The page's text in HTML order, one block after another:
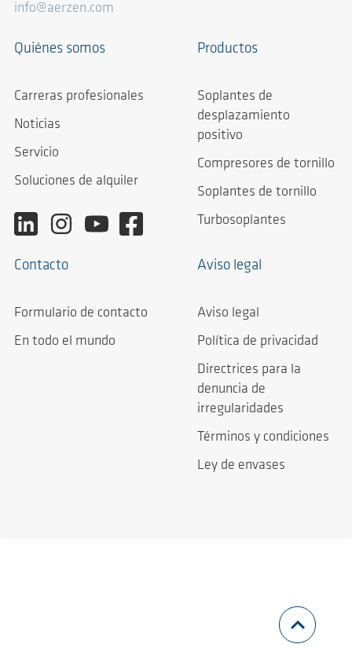
info@aerzen.com
Quiénes somos
Carreras profesionales
Noticias
Servicio
Soluciones de alquiler
Productos
Soplantes de
desplazamiento
positivo
Compresores de tornillo
Soplantes de tornillo
Turbosoplantes
Contacto
Formulario de contacto
En todo el mundo
Aviso legal
Aviso legal
Política de privacidad
Directrices para la
denuncia de
irregularidades
Términos y condiciones
Ley de envases